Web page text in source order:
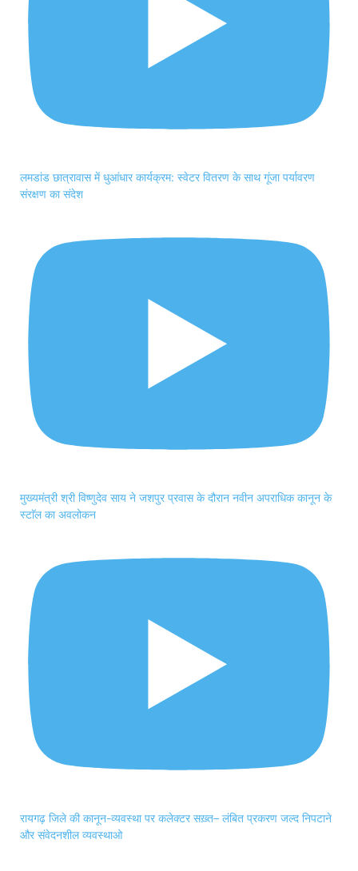
लमडांड छात्रावास में धुआंधार कार्यक्रम: स्वेटर वितरण के साथ गूंजा पर्यावरण
संरक्षण का संदेश
मुख्यमंत्री श्री विष्णुदेव साय ने जशपुर प्रवास के दौरान नवीन अपराधिक कानून के
स्टाॅल का अवलोकन
रायगढ़ जिले की कानून-व्यवस्था पर कलेक्टर सख़्त– लंबित प्रकरण जल्द निपटाने
और संवेदनशील व्यवस्थाओ